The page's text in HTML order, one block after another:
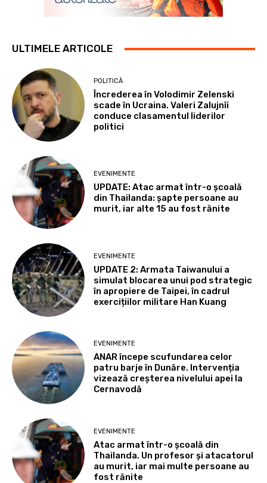
ULTIMELE ARTICOLE
POLITICĂ
Încrederea în Volodimir Zelenski
scade în Ucraina. Valeri Zalujnîi
conduce clasamentul liderilor
politici
EVENIMENTE
UPDATE: Atac armat într-o școală
din Thailanda: șapte persoane au
murit, iar alte 15 au fost rănite
EVENIMENTE
UPDATE 2: Armata Taiwanului a
simulat blocarea unui pod strategic
în apropiere de Taipei, în cadrul
exercițiilor militare Han Kuang
EVENIMENTE
ANAR începe scufundarea celor
patru barje în Dunăre. Intervenția
vizează creșterea nivelului apei la
Cernavodă
EVENIMENTE
Atac armat într-o școală din
Thailanda. Un profesor și atacatorul
au murit, iar mai multe persoane au
fost rănite